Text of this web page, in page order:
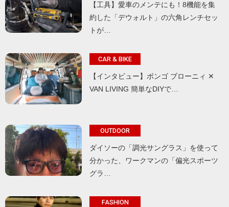
【工具】愛車のメンテにも！8機能を集
約した「デウォルト」の六角レンチセッ
トが…
CAR & BIKE
【インタビュー】ボンゴ ブローニィ ✕
VAN LIVING 簡単なDIYで…
OUTDOOR
ダイソーの「調光サングラス」を使って
分かった、ワークマンの「偏光スポーツ
グラ…
FASHION